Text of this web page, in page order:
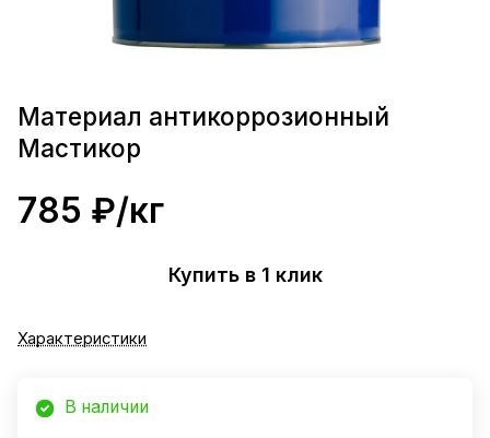
Материал антикоррозионный
Мастикор
785 ₽/кг
Купить в 1 клик
Характеристики
В наличии